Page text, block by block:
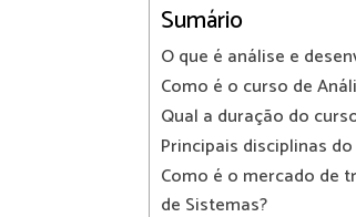
Sumário
O que é análise e
Como é o curso de
Qual a duração do
Principais disciplinas
Como é o mercado de
de Sistemas?